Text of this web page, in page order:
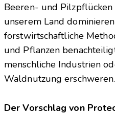
Beeren- und
unserem Land
forstwirtschaftliche
und Pflanzen
menschliche Industrien
Waldnutzung erschweren.
Der Vorschlag von